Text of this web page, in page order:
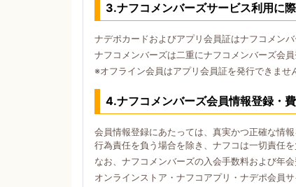
3.ナフコメンバーズサービス利用に
ナデポカードおよびアプリ会員証はナフコメン
ナフコメンバーズは二重にナフコメンバーズ会員
※オフライン会員はアプリ会員証を発行できませ
4.ナフコメンバーズ会員情報登録・
会員情報登録にあたっては、真実かつ正確な情
行為責任を負う場合を除き、ナフコは一切責任を
なお、ナフコメンバーズの入会手数料および年
オンラインストア・ナフコアプリ・ナデポ会員